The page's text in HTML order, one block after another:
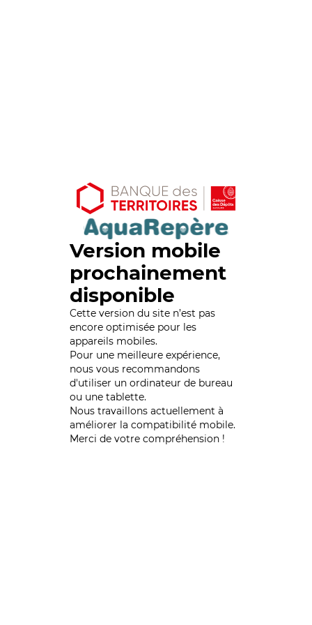
Version mobile
prochainement
disponible
Cette version du site n’est pas
encore optimisée pour les
appareils mobiles.
Pour une meilleure expérience,
nous vous recommandons
d'utiliser un ordinateur de bureau
ou une tablette.
Nous travaillons actuellement à
améliorer la compatibilité mobile.
Merci de votre compréhension !